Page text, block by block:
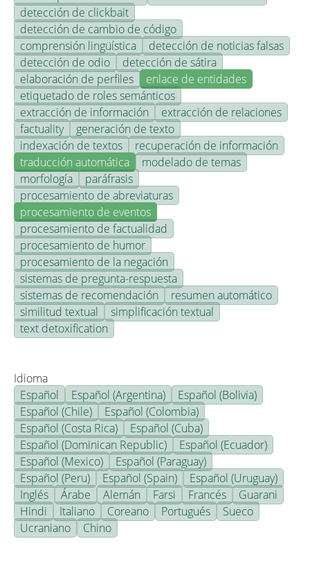
detección de clickbait
detección de cambio de código
comprensión lingüística
detección de noticias falsas
detección de odio
detección de sátira
elaboración de perfiles
enlace de entidades
etiquetado de roles semánticos
extracción de información
extracción de relaciones
factuality
generación de texto
indexación de textos
recuperación de información
traducción automática
modelado de temas
morfología
paráfrasis
procesamiento de abreviaturas
procesamiento de eventos
procesamiento de factualidad
procesamiento de humor
procesamiento de la negación
sistemas de pregunta-respuesta
sistemas de recomendación
resumen automático
similitud textual
simplificación textual
text detoxification
Idioma
Español
Español (Argentina)
Español (Bolivia)
Español (Chile)
Español (Colombia)
Español (Costa Rica)
Español (Cuba)
Español (Dominican Republic)
Español (Ecuador)
Español (Mexico)
Español (Paraguay)
Español (Peru)
Español (Spain)
Español (Uruguay)
Inglés
Árabe Alemán Farsi Francés
Guarani
Hindi
Italiano Coreano Portugués
Sueco
Ucraniano
Chino